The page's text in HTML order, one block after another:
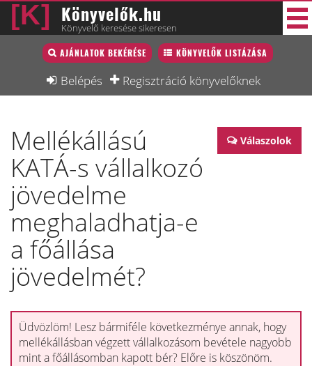
Könyvelők.hu
Könyvelő keresése sikeresen
AJÁNLATOK BEKÉRÉSE KÖNYVELŐK LISTÁZÁSA
Belépés Regisztráció könyvelőknek
Könyvelő lista
Könyvelési munkák
Interjú
Blog
Állás
Képzésnaptár
Válaszolok
Mellékállású
KATÁ-s vállalkozó
jövedelme
meghaladhatja-e
a főállása
jövedelmét?
Üdvözlöm! Lesz bármiféle következménye annak, hogy
mellékállásban végzett vállalkozásom bevétele nagyobb
mint a főállásomban kapott bér? Előre is köszönöm.